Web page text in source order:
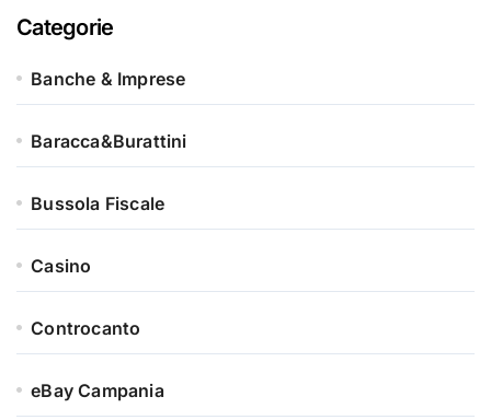
Categorie
Banche & Imprese
Baracca&Burattini
Bussola Fiscale
Casino
Controcanto
eBay Campania